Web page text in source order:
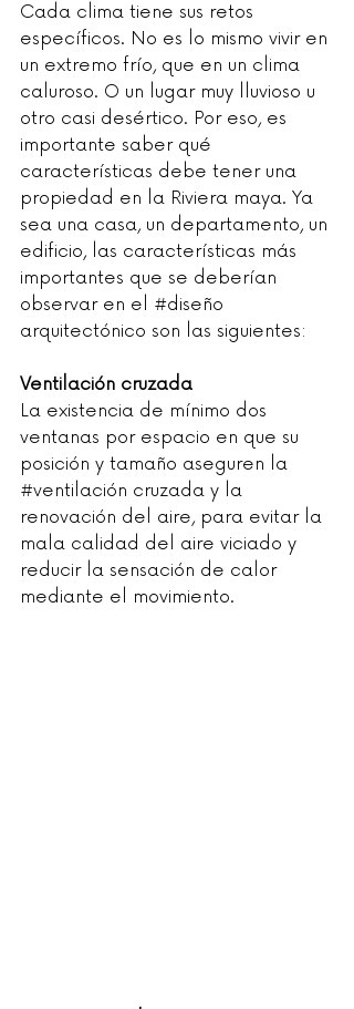
Cada clima tiene sus retos
específicos. No es lo mismo vivir en
un extremo frío, que en un clima
caluroso. O un lugar muy lluvioso u
otro casi desértico. Por eso, es
importante saber qué
características debe tener una
propiedad en la Riviera maya. Ya
sea una casa, un departamento, un
edificio, las características más
importantes que se deberían
observar en el #diseño
arquitectónico son las siguientes:
Ventilación cruzada
La existencia de mínimo dos
ventanas por espacio en que su
posición y tamaño aseguren la
#ventilación cruzada y la
renovación del aire, para evitar la
mala calidad del aire viciado y
reducir la sensación de calor
mediante el movimiento.